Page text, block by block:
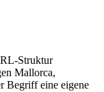
Struktur
Mallorca,
Begriff eine eigene